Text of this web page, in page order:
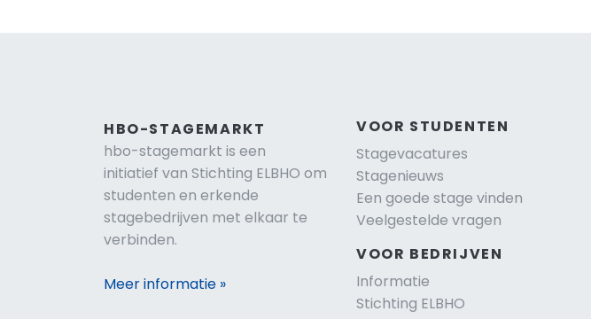
HBO-STAGEMARKT
hbo-stagemarkt is een
initiatief van Stichting ELBHO om
studenten en erkende
stagebedrijven met elkaar te
verbinden.
Meer informatie »
VOOR STUDENTEN
Stagevacatures
Stagenieuws
Een goede stage vinden
Veelgestelde vragen
VOOR BEDRIJVEN
Informatie
Stichting ELBHO